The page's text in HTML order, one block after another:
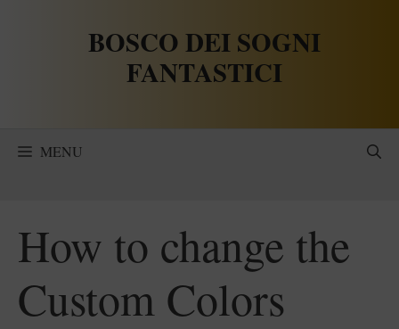
BOSCO DEI SOGNI
FANTASTICI
MENU
How to change the
Custom Colors